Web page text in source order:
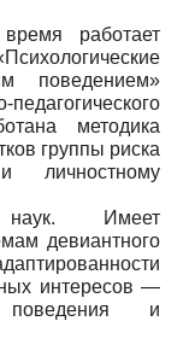
работает
поведением»
методика
группы риска
личностному
наук. Имеет
девиантного
интересов —
поведения и